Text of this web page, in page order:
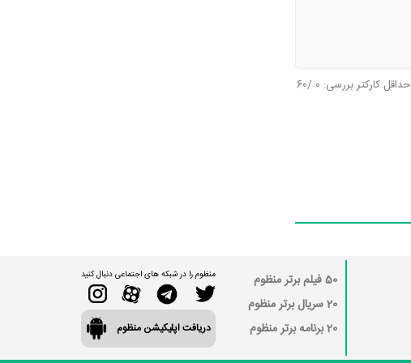
حداقل کارکتر بررسی: 0
/60
50 فیلم برتر منظوم
20 سریال برتر منظوم
20 برنامه برتر منظوم
منظوم را در شبکه های اجتماعی دنبال کنید
دریافت اپلیکیشن منظوم